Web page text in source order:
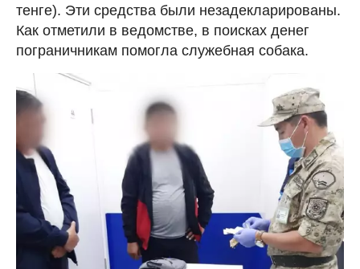
тенге). Эти средства были незадекларированы.
Как отметили в ведомстве, в поисках денег
пограничникам помогла служебная собака.